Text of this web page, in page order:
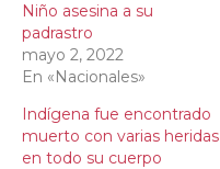
Niño asesina a su
padrastro
mayo 2, 2022
En «Nacionales»
Indígena fue encontrado
muerto con varias heridas
en todo su cuerpo